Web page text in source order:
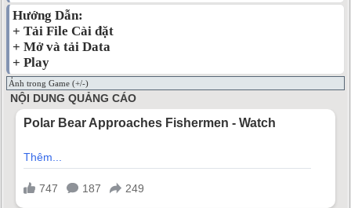
Hướng Dẫn:
+ Tải File Cài đặt
+ Mở và tải Data
+ Play
Ảnh trong Game (+/-)